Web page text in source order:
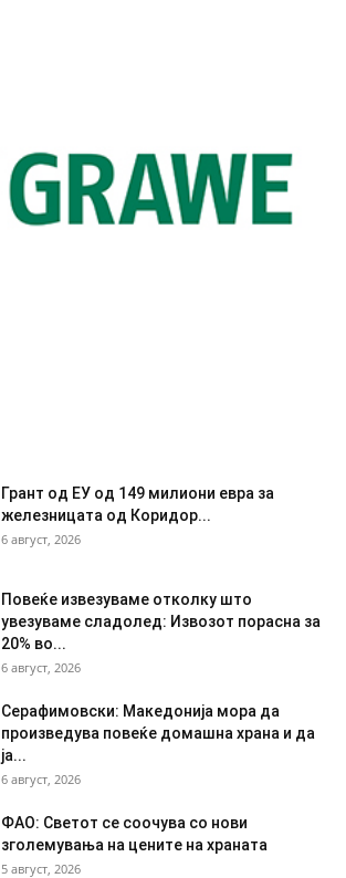
Грант од ЕУ од 149 милиони евра за
железницата од Коридор...
6 август, 2026
Повеќе извезуваме отколку што
увезуваме сладолед: Извозот порасна за
20% во...
6 август, 2026
Серафимовски: Македонија мора да
произведува повеќе домашна храна и да
ја...
6 август, 2026
ФАО: Светот се соочува со нови
зголемувања на цените на храната
5 август, 2026